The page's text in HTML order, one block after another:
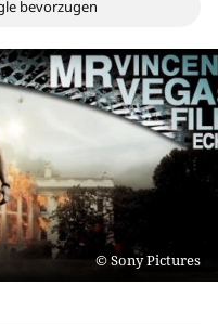
bevorzugen
Sony Pictures